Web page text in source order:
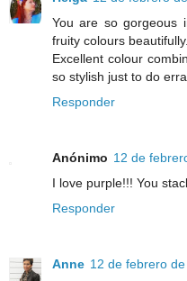
You are so gorgeous
fruity colours beautifully.
Excellent colour
so stylish just to do
Responder
Anónimo 12 de
I love purple!!! You
Responder
Anne 12 de febrero